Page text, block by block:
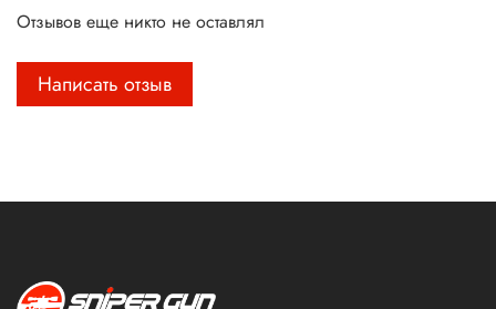
Отзывов еще никто не оставлял
Написать отзыв